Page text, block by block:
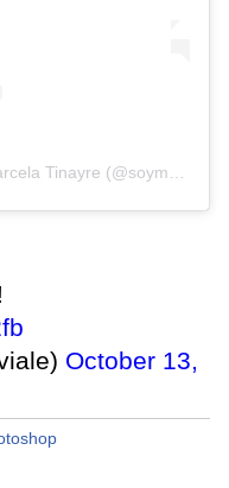
Una publicación compartida por Marcela Tinayre (@soymarcelatinayre)
October 13,